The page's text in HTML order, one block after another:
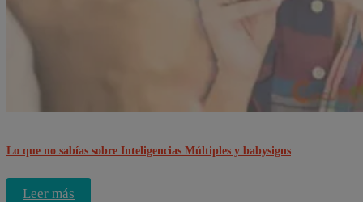
Lo que no sabías sobre Inteligencias Múltiples y babysigns
Leer más